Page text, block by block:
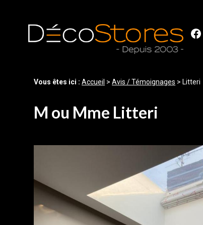
Vous êtes ici :Accueil >Avis / Témoignages > Litteri
M ou Mme Litteri